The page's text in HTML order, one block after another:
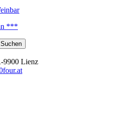
***
9900 Lienz